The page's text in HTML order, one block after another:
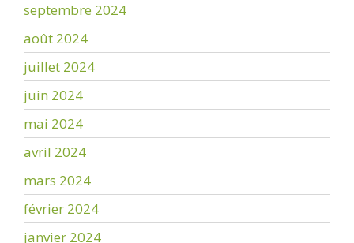
septembre 2024
août 2024
juillet 2024
juin 2024
mai 2024
avril 2024
mars 2024
février 2024
janvier 2024